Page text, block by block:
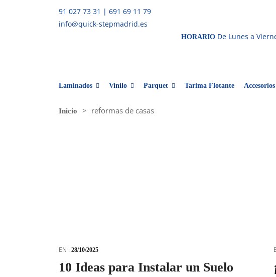
91 027 73 31 | 691 69 11 79
info@quick-stepmadrid.es
HORARIO De Lunes a
Laminados Vinilo Parquet Tarima Flotante Accesorios
Inicio reformas de casas
EN : 28/10/2025
10 Ideas para Instalar un Suelo